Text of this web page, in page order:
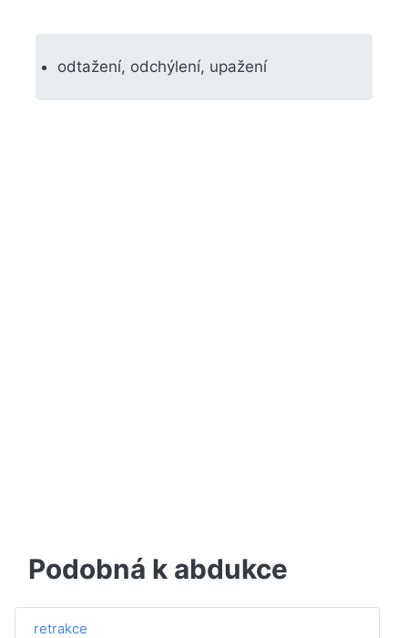
odtažení, odchýlení, upažení
Podobná k abdukce
retrakce